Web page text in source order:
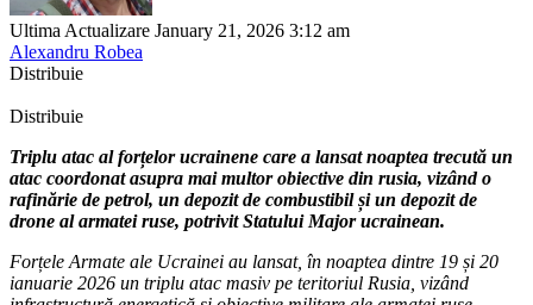
Ultima Actualizare January 21, 2026 3:12 am
Alexandru Robea
Distribuie
Distribuie
Triplu atac al forțelor ucrainene care a lansat noaptea trecută un
atac coordonat asupra mai multor obiective din rusia, vizând o
rafinărie de petrol, un depozit de combustibil și un depozit de
drone al armatei ruse, potrivit Statului Major ucrainean.
Forțele Armate ale Ucrainei au lansat, în noaptea dintre 19 și 20
ianuarie 2026 un triplu atac masiv pe teritoriul Rusia, vizând